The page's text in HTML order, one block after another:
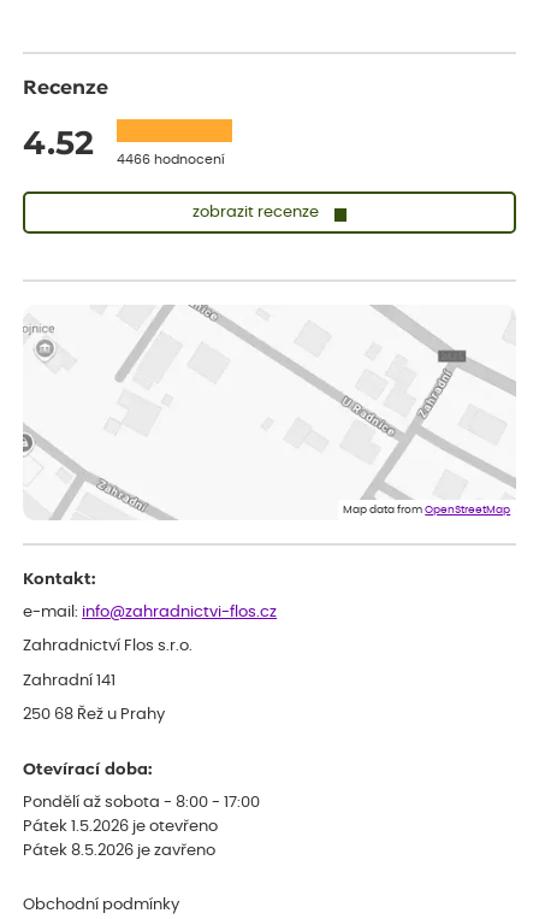
Recenze
4.52 4466 hodnocení
zobrazit recenze
Vše v pořádku, jsem spokojena.
ověřený nákup dnes
Rostlina mi přišla v dobrém stavu, jsem spokojená.
Zuzana
Spokojenost s dodáním kvalitních rostlin
Map data fromOpenStreetMap
Kontakt:
e-mail: info@zahradnictvi-flos.cz
Zahradnictví Flos s.r.o.
Zahradní 141
250 68 Řež u Prahy
Otevírací doba:
Pondělí až sobota - 8:00 - 17:00
Pátek 1.5.2026 je otevřeno
Pátek 8.5.2026 je zavřeno
Obchodní podmínky